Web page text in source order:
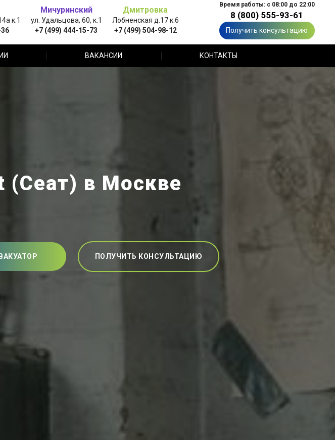
к.1
Мичуринский
ул. Удальцова, 60, к.1
+7 (499) 444-15-73
Дмитровка
Лобненская д.17 к.6
+7 (499) 504-98-12
Время работы: с 08:00 до 22:00
8 (800) 555-93-61
Получить консультацию
ВАКАНСИИ КОНТАКТЫ
в Москве
ПОЛУЧИТЬ КОНСУЛЬТАЦИЮ